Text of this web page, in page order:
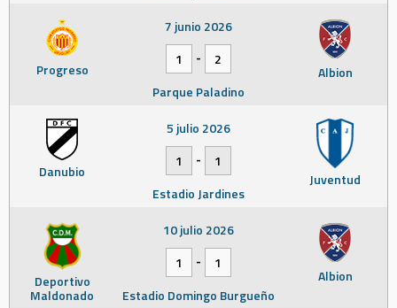
Progreso Albion
7 junio 2026
1
-
2
Parque Paladino
Danubio Juventud
5 julio 2026
1
-
1
Estadio Jardines
Deportivo
Maldonado
Albion
10 julio 2026
1
-
1
Estadio Domingo Burgueño